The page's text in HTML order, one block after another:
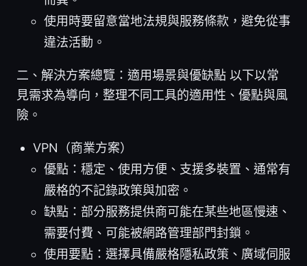
使用時要留意當地法規與服務條款，避免從事
違法活動。
二、解決方案總覽：適用場景與優缺點 以下以常
見需求為導向，整理不同工具的適用性、優點與風
險。
VPN（商業方案）
優點：穩定、使用方便、支援多裝置、通常有
嚴格的不記錄政策與加密。
缺點：部分服務提供商可能在某些地區慢速、
需要付費、可能被網路管理部門封鎖。
使用要點：選擇具備嚴格隱私政策、廣域伺服